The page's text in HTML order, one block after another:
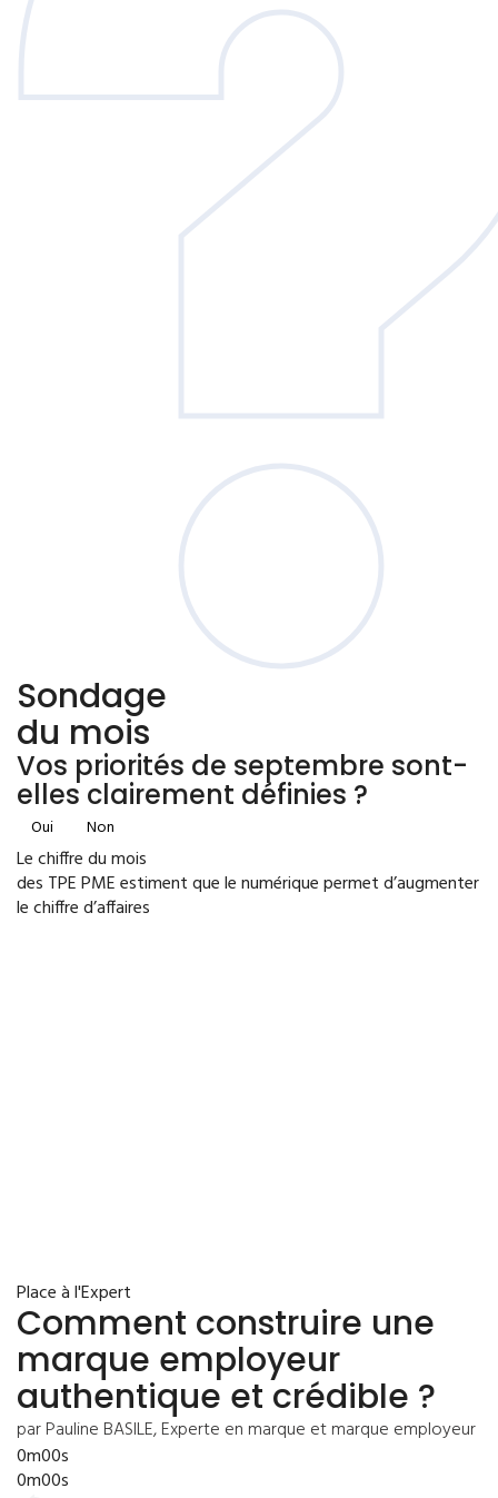
Sondage
du mois
Vos priorités de septembre sont-
elles clairement définies ?
Oui Non
Le chiffre du mois
des TPE PME estiment que le numérique permet d’augmenter
le chiffre d’affaires
Place à l'Expert
Comment construire une
marque employeur
authentique et crédible ?
par Pauline BASILE, Experte en marque et marque employeur
0m00s
0m00s